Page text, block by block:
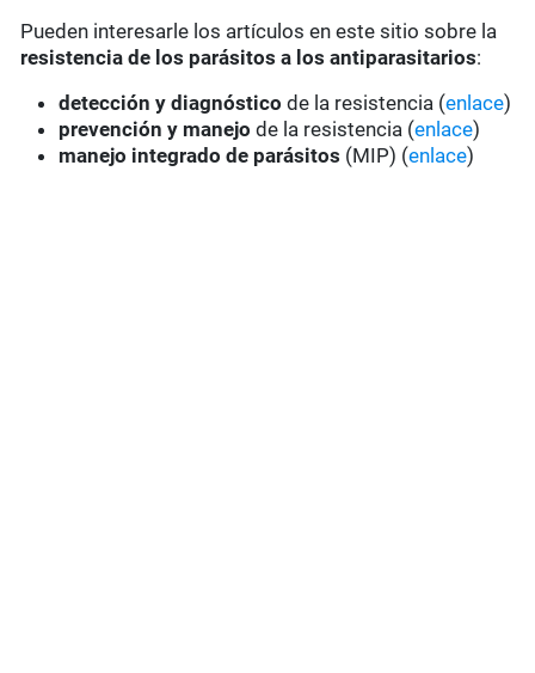
Pueden interesarle los artículos en este sitio sobre la
resistencia de los parásitos a los antiparasitarios:
detección y diagnóstico de la resistencia (enlace)
prevención y manejo de la resistencia (enlace)
manejo integrado de parásitos (MIP) (enlace)